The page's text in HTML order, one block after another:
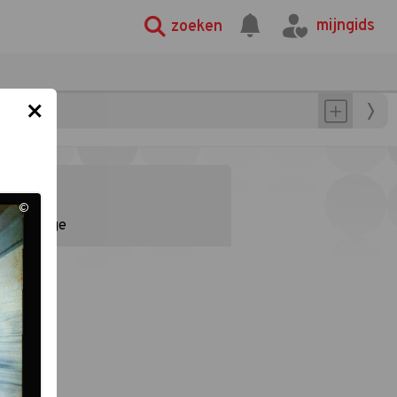
zoeken mijngids
×
©